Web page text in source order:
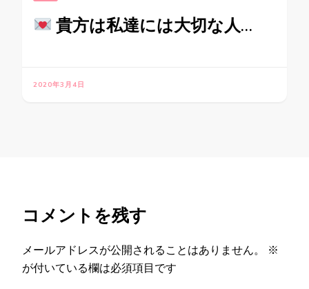
貴方は私達には大切な人…
2020年3月4日
コメントを残す
メールアドレスが公開されることはありません。
※
が付いている欄は必須項目です